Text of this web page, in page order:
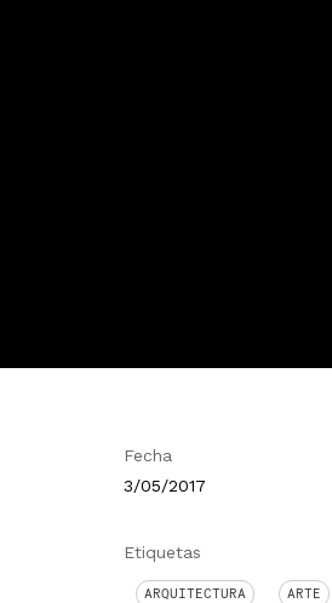
Fecha
3/05/2017
Etiquetas
ARQUITECTURA ARTE